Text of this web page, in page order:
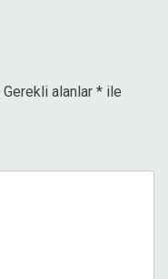
Gerekli alanlar * ile